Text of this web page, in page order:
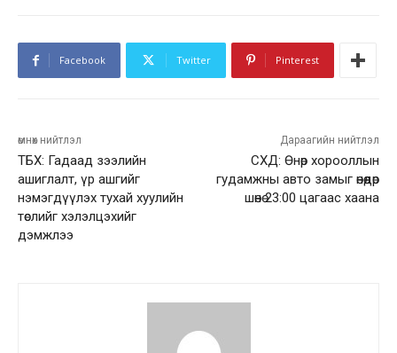
Facebook Twitter Pinterest
өмнөх нийтлэл
ТБХ: Гадаад зээлийн
ашиглалт, үр ашгийг
нэмэгдүүлэх тухай хуулийн
төслийг хэлэлцэхийг
дэмжлээ
Дараагийн нийтлэл
СХД: Өнөр хорооллын
гудамжны авто замыг өнөөдөр
шөнө 23:00 цагаас хаана